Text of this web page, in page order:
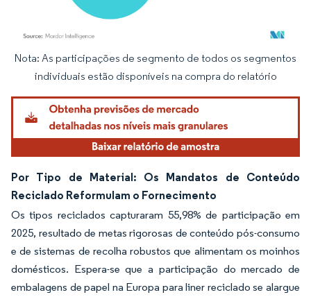
Imagem © Mordor Intelligence. O reuso requer atribuição conforme CC BY 4.0.
Nota: As participações de segmento de todos os segmentos
individuais estão disponíveis na compra do relatório
Por Tipo de Material: Os Mandatos de Conteúdo
Reciclado Reformulam o Fornecimento
Os tipos reciclados capturaram 55,98% de participação em
2025, resultado de metas rigorosas de conteúdo pós-consumo
e de sistemas de recolha robustos que alimentam os moinhos
domésticos. Espera-se que a participação do mercado de
embalagens de papel na Europa para liner reciclado se alargue